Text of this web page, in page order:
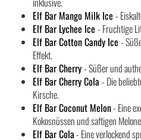
Elf Bar Mango Milk Ice -
Elf Bar Lychee Ice - Fruchtige
Elf Bar Cotton Candy Ice -
Effekt.
Elf Bar Cherry- Süßer und
Elf Bar Cherry Cola - Die
Kirsche.
Elf Bar Coconut Melon- Eine
Kokosnüssen und saftigen
Elf Bar Cola- Eine verlockend